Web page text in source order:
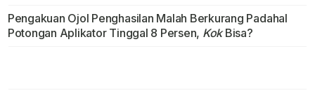
Pengakuan Ojol Penghasilan Malah Berkurang Padahal
Potongan Aplikator Tinggal 8 Persen, KokBisa?